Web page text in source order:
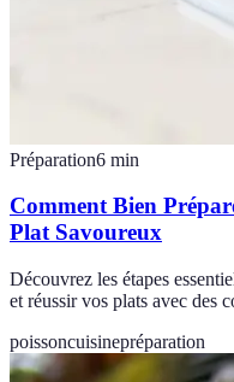
Préparation6 min
Comment Bien
Plat Savoureux
Découvrez les étapes
et réussir vos plats avec des
poissoncuisinepréparation